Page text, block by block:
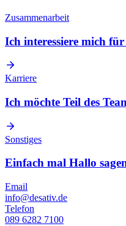
Zusammenarbeit
Ich interessiere mich
Karriere
Ich möchte Teil des
Sonstiges
Einfach mal Hallo
Email
info@desativ.de
Telefon
089 6282 7100